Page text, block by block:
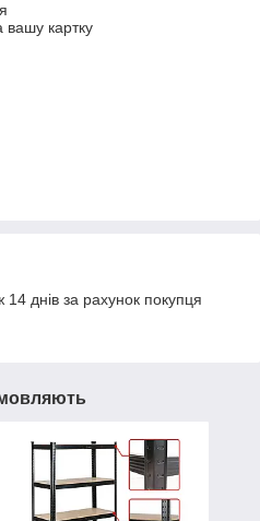
вашу картку
днів за рахунок покупця